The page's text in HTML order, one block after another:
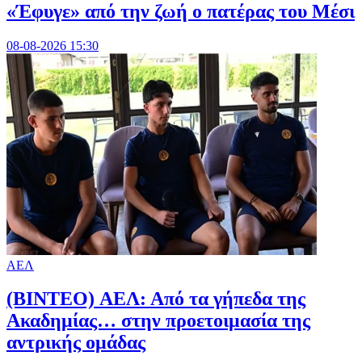
«Έφυγε» από την ζωή ο πατέρας του Μέσι
08-08-2026 15:30
ΑΕΛ
(BINTEO) ΑΕΛ: Από τα γήπεδα της
Ακαδημίας… στην προετοιμασία της
αντρικής ομάδας